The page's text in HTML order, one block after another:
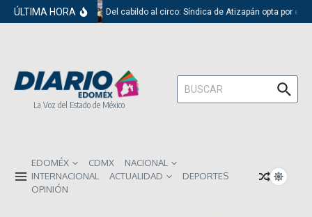
Saltar al contenido
ÚLTIMA HORA Del cabildo al circo: Síndica de Atizapán opta por el
La Voz del Estado de México
Buscar:
EDOMÉX CDMX
NACIONAL
INTERNACIONAL
ACTUALIDAD
DEPORTES
OPINIÓN